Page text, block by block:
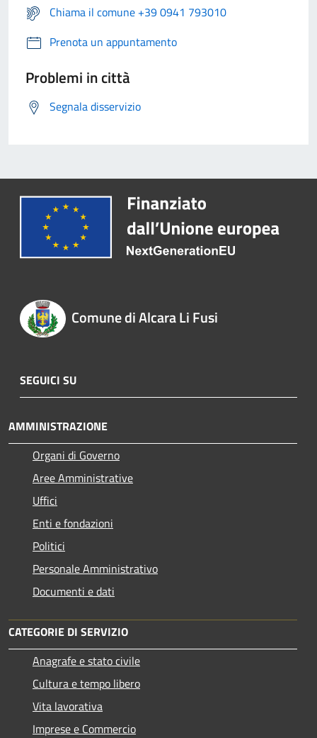
Chiama il comune +39 0941 793010
Prenota un appuntamento
Problemi in città
Segnala disservizio
Comune di Alcara Li Fusi
SEGUICI SU
AMMINISTRAZIONE
Organi di Governo
Aree Amministrative
Uffici
Enti e fondazioni
Politici
Personale Amministrativo
Documenti e dati
CATEGORIE DI SERVIZIO
Anagrafe e stato civile
Cultura e tempo libero
Vita lavorativa
Imprese e Commercio